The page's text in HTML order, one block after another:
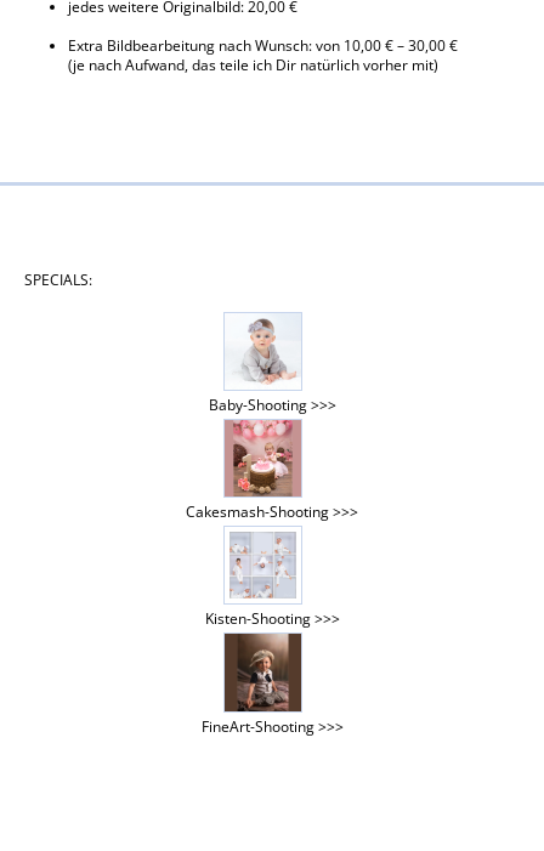
jedes weitere Originalbild: 20,00 €
Extra Bildbearbeitung nach Wunsch: von 10,00 € – 30,00 €
(je nach Aufwand, das teile ich Dir natürlich vorher mit)
SPECIALS:
Baby-Shooting >>>
Cakesmash-Shooting >>>
Kisten-Shooting >>>
FineArt-Shooting >>>